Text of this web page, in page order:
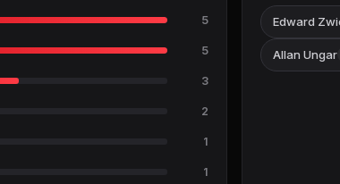
5
5
3
2
1
1
Edward
Allan Ungar